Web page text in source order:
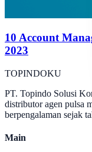
10 Account
2023
TOPINDOKU
PT. Topindo Solusi
distributor agen pulsa
berpengalaman sejak
Main